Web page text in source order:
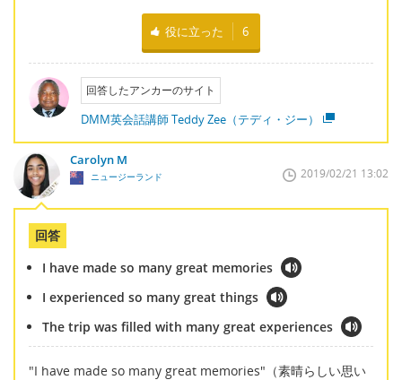
役に立った 6
回答したアンカーのサイト
DMM英会話講師 Teddy Zee（テディ・ジー）
Carolyn M
ニュージーランド 2019/02/21 13:02
回答
I have made so many great memories
I experienced so many great things
The trip was filled with many great experiences
"I have made so many great memories"（素晴らしい思い